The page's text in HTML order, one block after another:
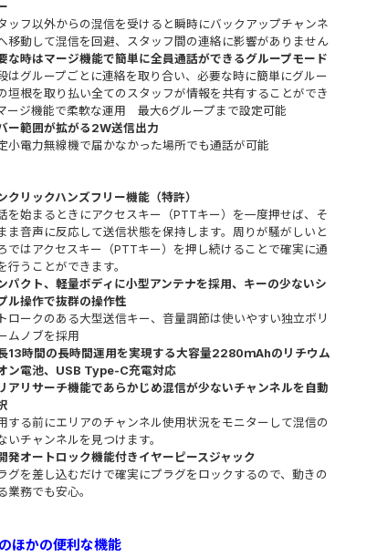
ッフ以外からの混信を受けると瞬時にバックアップチャンネ
移動して混信を回避、スタッフ間の連絡に影響がありません
な時はマージ機能で簡単に全員通話ができるグループモード
はグループごとに連絡を取り合い、必要な時に簡単にグルー
垣根を取り払い全てのスタッフが情報を共有することができ
ージ機能で柔軟な運用 最大6グループまで設定可能
ー範囲が拡がる2W送信出力
小電力無線機で届かなかった場所でも通話が可能
クリックハンズフリー機能（特許）
を始まるときにアクセスキー（PTTキー）を一度押せば、そ
ま音声に反応して送信状態を保持します。周りが騒がしいと
ではアクセスキー（PTTキー）を押し続けることで確実に通
行うことができます。
パクト、軽量ボディに小型アンテナを採用、キーの少ないシ
ル操作で抜群の操作性
ロークのある大型送信キー、音量調節は使いやすい独立ボリ
ムノブを採用
13時間の長時間運用を実現する大容量2280ｍAhのリチウム
ン電池、USB Type-C充電対応
アリサーチ機能であらかじめ混信が少ないチャンネルを自動
する前にエリアのチャンネル使用状況をモニターして混信の
いチャンネルを見つけます。
発オートロック機能付きイヤーピースジャック
グを差し込むだけで確実にプラグをロックするので、動きの
業務でも安心。
ほかの便利な機能